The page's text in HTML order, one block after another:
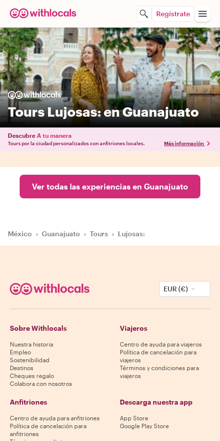
Regístrate
Tours Lujosas: en Guanajuato
Descubre A tu manera
Tours por la ciudad personalizados con anfitriones locales. Más información
Ver todas las experiencias en Guanajuato
México › Guanajuato › Tours › Lujosas:
EUR (€)
Sobre Withlocals
Nuestra historia
Empleo
Sostenibilidad
Destinos
Cheques regalo
Colabora con nosotros
Viajeros
Centro de ayuda para viajeros
Política de cancelación para
viajeros
Términos y condiciones para
viajeros
Anfitriones
Centro de ayuda para anfitriones
Política de cancelación para
anfitriones
Descarga nuestra app
App Store
Google Play Store